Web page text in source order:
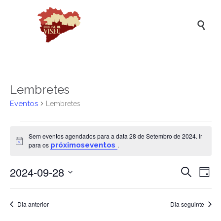

Lembretes
Eventos Lembretes
for
de
Setembro
de
Aviso
Sem eventos agendados para a data 28 de Setembro de 2024. Ir
para os próximoseventos .
de
Pesquisar
de
Dia
2024-09-28
data.Dia anterior Dia seguinte